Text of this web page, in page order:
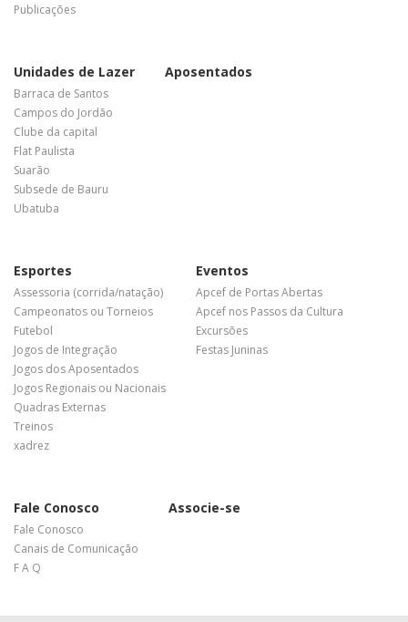
Publicações
Unidades de Lazer
Barraca de Santos
Campos do Jordão
Clube da capital
Flat Paulista
Suarão
Subsede de Bauru
Ubatuba
Aposentados
Esportes
Assessoria (corrida/natação)
Campeonatos ou Torneios
Futebol
Jogos de Integração
Jogos dos Aposentados
Jogos Regionais ou Nacionais
Quadras Externas
Treinos
xadrez
Eventos
Apcef de Portas Abertas
Apcef nos Passos da Cultura
Excursões
Festas Juninas
Fale Conosco
Fale Conosco
Canais de Comunicação
F A Q
Associe-se